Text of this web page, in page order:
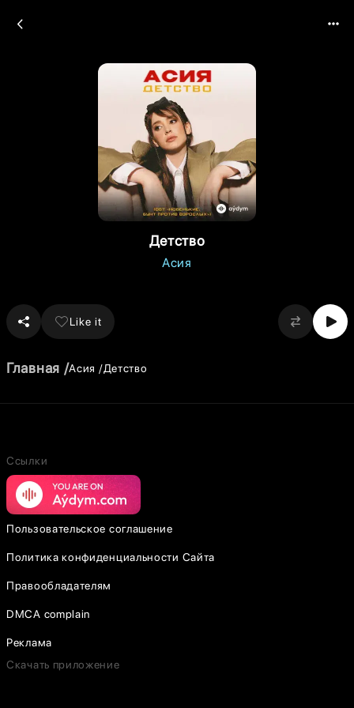
Детство
Асия
Like it
Главная Асия Детство
Ссылки
Пользовательское соглашение
Политика конфиденциальности Сайта
Правообладателям
DMCA complain
Реклама
Скачать приложение